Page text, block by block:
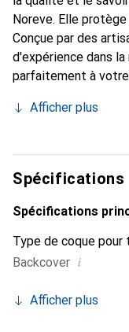
Noreve. Elle
Conçue par des
d'expérience dans
parfaitement à votre
devient l'accessoire
produits de haute
fiable pour une
Afficher plus
Spécifications
Spécifications
Type de coque
Backcover i
Afficher plus